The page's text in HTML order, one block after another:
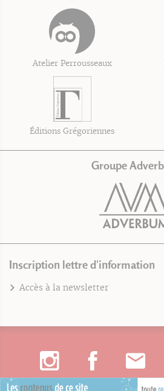
Atelier Perrousseaux
Éditions Grégoriennes
Groupe
Inscription lettre d'information
Accès à la newsletter